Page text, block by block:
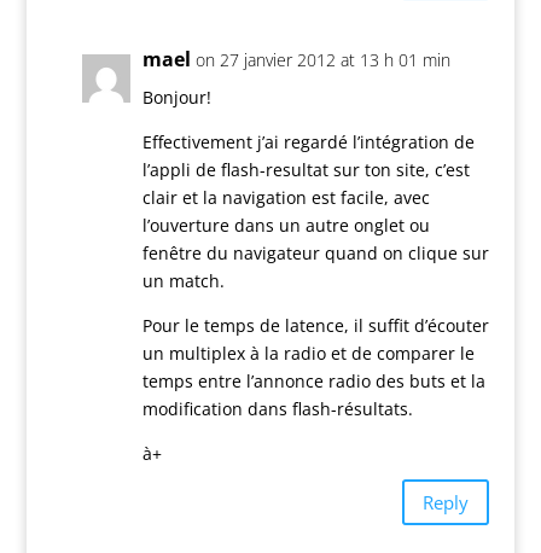
mael on 27 janvier 2012 at 13 h 01 min
Bonjour!
Effectivement j’ai regardé l’intégration de
l’appli de flash-resultat sur ton site, c’est
clair et la navigation est facile, avec
l’ouverture dans un autre onglet ou
fenêtre du navigateur quand on clique sur
un match.
Pour le temps de latence, il suffit d’écouter
un multiplex à la radio et de comparer le
temps entre l’annonce radio des buts et la
modification dans flash-résultats.
à+
Reply